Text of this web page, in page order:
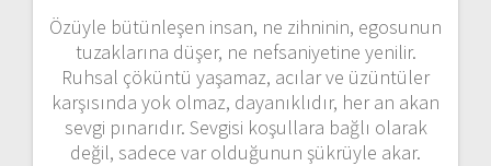
Özüyle bütünleşen insan, ne zihninin, egosunun
tuzaklarına düşer, ne nefsaniyetine yenilir.
Ruhsal çöküntü yaşamaz, acılar ve üzüntüler
karşısında yok olmaz, dayanıklıdır, her an akan
sevgi pınarıdır. Sevgisi koşullara bağlı olarak
değil, sadece var olduğunun şükrüyle akar.